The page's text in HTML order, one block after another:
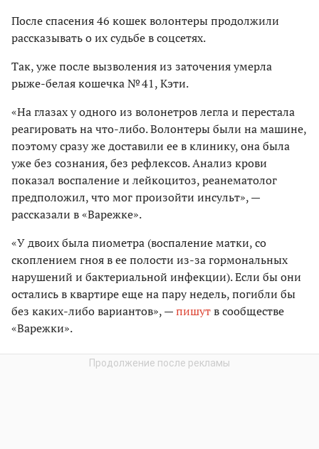
После спасения 46 кошек волонтеры продолжили
рассказывать о их судьбе в соцсетях.
Так, уже после вызволения из заточения умерла
рыже-белая кошечка № 41, Кэти.
«На глазах у одного из волонетров легла и перестала
реагировать на что-либо. Волонтеры были на машине,
поэтому сразу же доставили ее в клинику, она была
уже без сознания, без рефлексов. Анализ крови
показал воспаление и лейкоцитоз, реанематолог
предположил, что мог произойти инсульт», —
рассказали в «Варежке».
«У двоих была пиометра (воспаление матки, со
скоплением гноя в ее полости из-за гормональных
нарушений и бактериальной инфекции). Если бы они
остались в квартире еще на пару недель, погибли бы
без каких-либо вариантов», —пишутв сообществе
«Варежки».